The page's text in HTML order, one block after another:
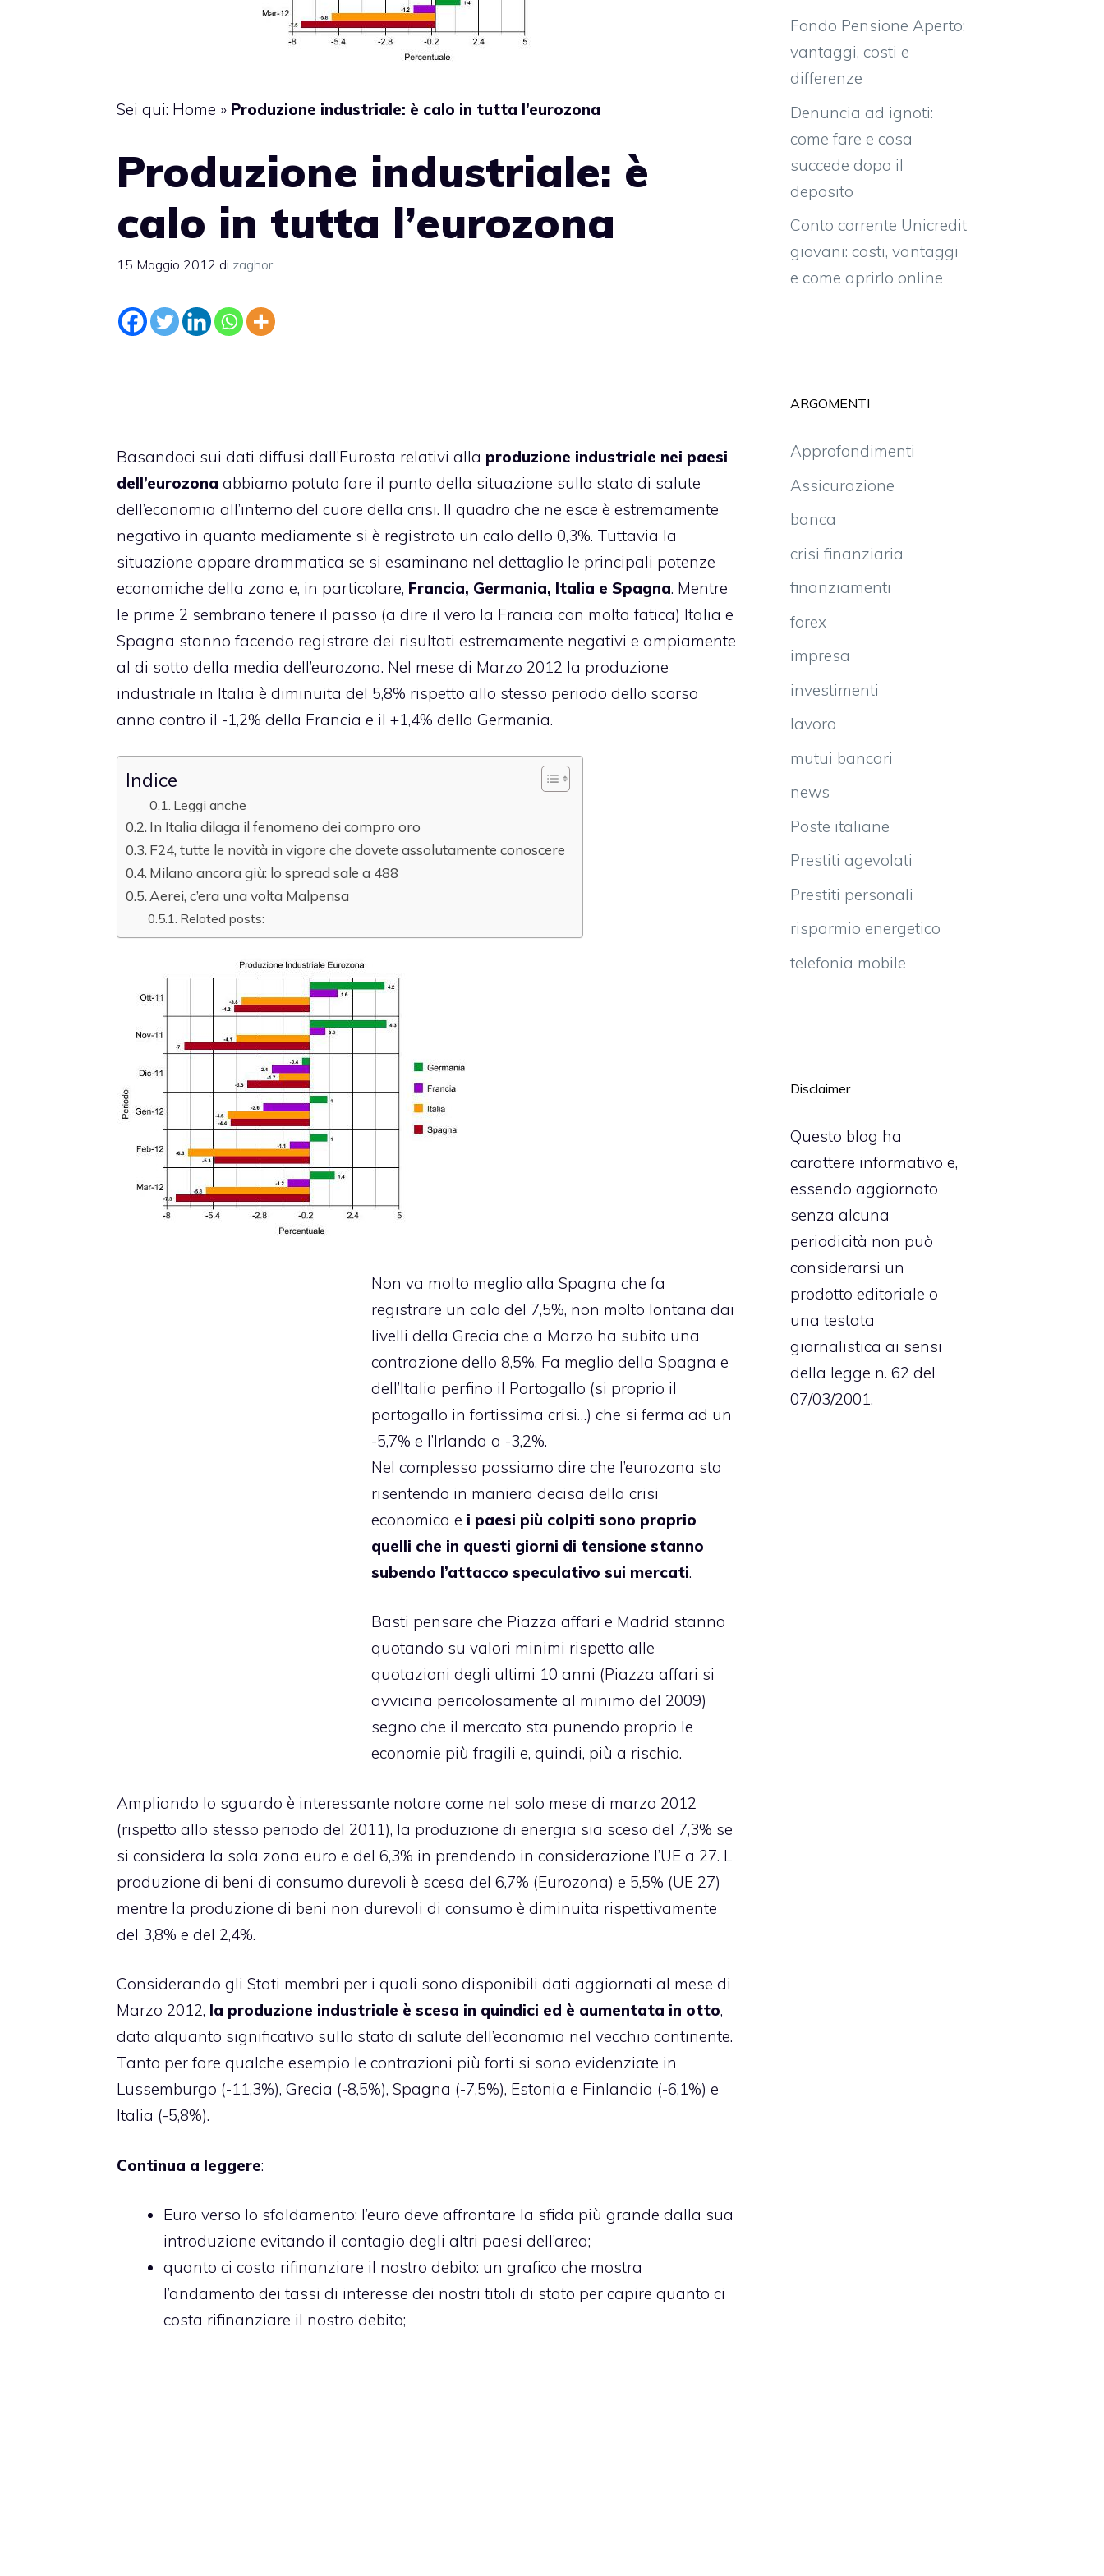
Sei qui: Home » Produzione industriale: è calo in tutta l’eurozona
Produzione industriale: è
calo in tutta l’eurozona
15 Maggio 2012 di zaghor
Basandoci sui dati diffusi dall’Eurosta relativi alla produzione industriale nei paesi
dell’eurozona abbiamo potuto fare il punto della situazione sullo stato di salute
dell’economia all’interno del cuore della crisi. Il quadro che ne esce è estremamente
negativo in quanto mediamente si è registrato un calo dello 0,3%. Tuttavia la
situazione appare drammatica se si esaminano nel dettaglio le principali potenze
economiche della zona e, in particolare, Francia, Germania, Italia e Spagna. Mentre
le prime 2 sembrano tenere il passo (a dire il vero la Francia con molta fatica) Italia e
Spagna stanno facendo registrare dei risultati estremamente negativi e ampiamente
al di sotto della media dell’eurozona. Nel mese di Marzo 2012 la produzione
industriale in Italia è diminuita del 5,8% rispetto allo stesso periodo dello scorso
anno contro il -1,2% della Francia e il +1,4% della Germania.
Indice
Leggi anche
In Italia dilaga il fenomeno dei compro oro
F24, tutte le novità in vigore che dovete assolutamente conoscere
Milano ancora giù: lo spread sale a 488
Aerei, c’era una volta Malpensa
Related posts:
Non va molto meglio alla Spagna che fa
registrare un calo del 7,5%, non molto lontana dai
livelli della Grecia che a Marzo ha subito una
contrazione dello 8,5%. Fa meglio della Spagna e
dell’Italia perfino il Portogallo (si proprio il
portogallo in fortissima crisi…) che si ferma ad un
-5,7% e l’Irlanda a -3,2%.
Nel complesso possiamo dire che l’eurozona sta
risentendo in maniera decisa della crisi
economica e i paesi più colpiti sono proprio
quelli che in questi giorni di tensione stanno
subendo l’attacco speculativo sui mercati.
Basti pensare che Piazza affari e Madrid stanno
quotando su valori minimi rispetto alle
quotazioni degli ultimi 10 anni (Piazza affari si
avvicina pericolosamente al minimo del 2009)
segno che il mercato sta punendo proprio le
economie più fragili e, quindi, più a rischio.
Ampliando lo sguardo è interessante notare come nel solo mese di marzo 2012
(rispetto allo stesso periodo del 2011), la produzione di energia sia sceso del 7,3% se
si considera la sola zona euro e del 6,3% in prendendo in considerazione l’UE a 27. L
produzione di beni di consumo durevoli è scesa del 6,7% (Eurozona) e 5,5% (UE 27)
mentre la produzione di beni non durevoli di consumo è diminuita rispettivamente
del 3,8% e del 2,4%.
Considerando gli Stati membri per i quali sono disponibili dati aggiornati al mese di
Marzo 2012, la produzione industriale è scesa in quindici ed è aumentata in otto,
dato alquanto significativo sullo stato di salute dell’economia nel vecchio continente.
Tanto per fare qualche esempio le contrazioni più forti si sono evidenziate in
Lussemburgo (-11,3%), Grecia (-8,5%), Spagna (-7,5%), Estonia e Finlandia (-6,1%) e
Italia (-5,8%).
Continua a leggere:
Euro verso lo sfaldamento: l’euro deve affrontare la sfida più grande dalla sua
introduzione evitando il contagio degli altri paesi dell’area;
quanto ci costa rifinanziare il nostro debito: un grafico che mostra
l’andamento dei tassi di interesse dei nostri titoli di stato per capire quanto ci
costa rifinanziare il nostro debito;
Fondo Pensione Aperto:
vantaggi, costi e
differenze
Denuncia ad ignoti:
come fare e cosa
succede dopo il
deposito
Conto corrente Unicredit
giovani: costi, vantaggi
e come aprirlo online
ARGOMENTI
Approfondimenti
Assicurazione
banca
crisi finanziaria
finanziamenti
forex
impresa
investimenti
lavoro
mutui bancari
news
Poste italiane
Prestiti agevolati
Prestiti personali
risparmio energetico
telefonia mobile
Disclaimer
Questo blog ha
carattere informativo e,
essendo aggiornato
senza alcuna
periodicità non può
considerarsi un
prodotto editoriale o
una testata
giornalistica ai sensi
della legge n. 62 del
07/03/2001.